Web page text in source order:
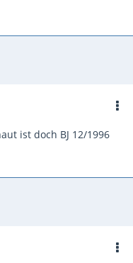
ist doch BJ 12/1996